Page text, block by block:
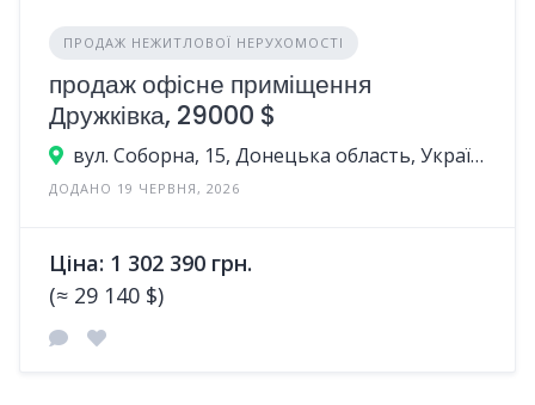
ПРОДАЖ НЕЖИТЛОВОЇ НЕРУХОМОСТІ
продаж офісне приміщення
Дружківка, 29000 $
вул. Соборна, 15, Донецька область, Україна
ДОДАНО 19 ЧЕРВНЯ, 2026
Ціна: 1 302 390 грн.
(≈ 29 140 $)